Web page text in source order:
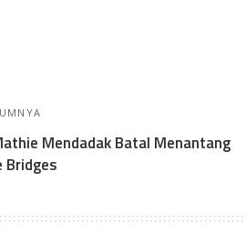
Mendadak Batal Menantang
Bridges